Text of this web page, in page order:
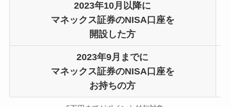
2023年10月以降に
マネックス証券のNISA口座を
開設した方
2023年9月までに
マネックス証券のNISA口座を
お持ちの方